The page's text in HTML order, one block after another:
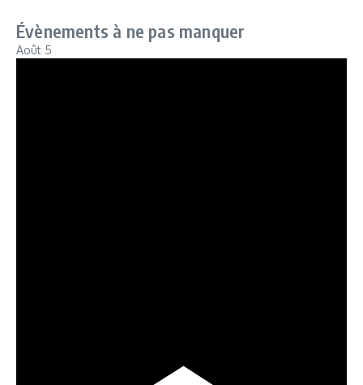
Évènements à ne pas manquer
Août 5